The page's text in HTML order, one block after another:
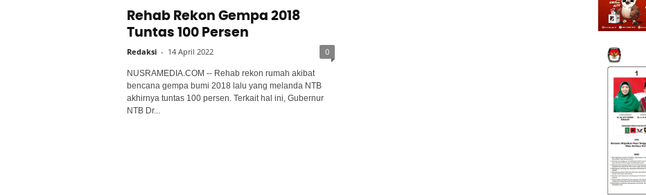
Rehab Rekon Gempa 2018
Tuntas 100 Persen
Redaksi - 14 April 2022 0
NUSRAMEDIA.COM -- Rehab rekon rumah akibat
bencana gempa bumi 2018 lalu yang melanda NTB
akhirnya tuntas 100 persen. Terkait hal ini, Gubernur
NTB Dr...